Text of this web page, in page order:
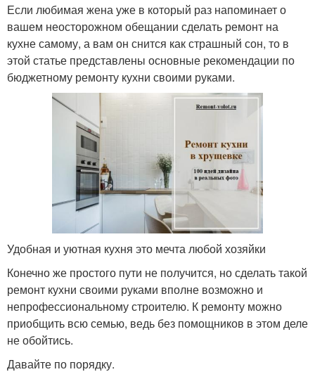
Если любимая жена уже в который раз напоминает о
вашем неосторожном обещании сделать ремонт на
кухне самому, а вам он снится как страшный сон, то в
этой статье представлены основные рекомендации по
бюджетному ремонту кухни своими руками.
Удобная и уютная кухня это мечта любой хозяйки
Конечно же простого пути не получится, но сделать такой
ремонт кухни своими руками вполне возможно и
непрофессиональному строителю. К ремонту можно
приобщить всю семью, ведь без помощников в этом деле
не обойтись.
Давайте по порядку.